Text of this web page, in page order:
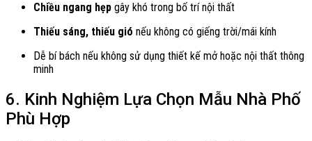
Chiều ngang hẹp gây khó trong bố trí nội thất
Thiếu sáng, thiếu gió nếu không có giếng trời/mái kính
Dễ bí bách nếu không sử dụng thiết kế mở hoặc nội thất thông
minh
6. Kinh Nghiệm Lựa Chọn Mẫu Nhà Phố
Phù Hợp